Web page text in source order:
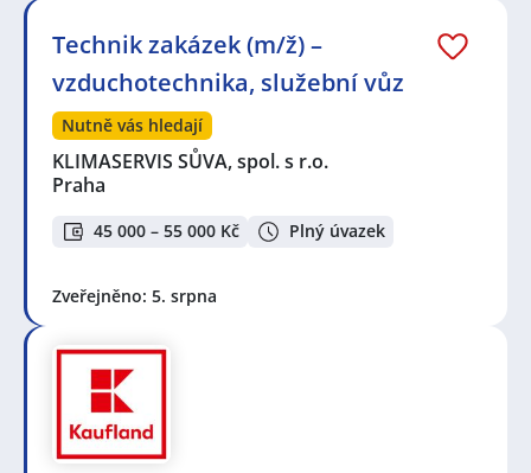
Technik zakázek (m/ž) –
vzduchotechnika, služební vůz
Nutně vás hledají
KLIMASERVIS SŮVA, spol. s r.o.
Praha
45 000 – 55 000 Kč Plný úvazek
Zveřejněno: 5. srpna